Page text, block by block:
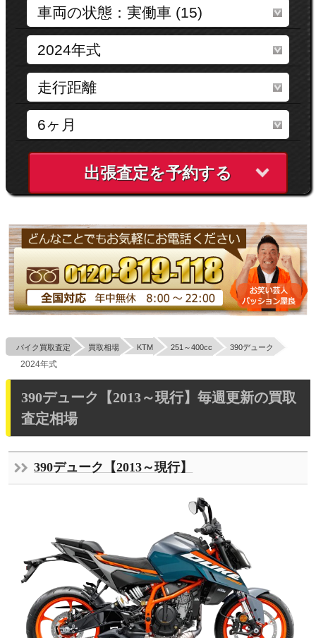
出張査定を予約する
バイク買取査定 買取相場 KTM 251～400cc 390デューク
2024年式
390デューク【2013～現行】毎週更新の買取
査定相場
390デューク【2013～現行】